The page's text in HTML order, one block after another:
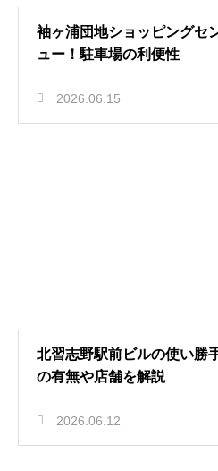
袖ヶ浦団地ショッピングセ
ュー！駐車場の利便性
2026.06.15
北習志野駅前ビルの使い勝
の有無や店舗を解説
2026.06.12